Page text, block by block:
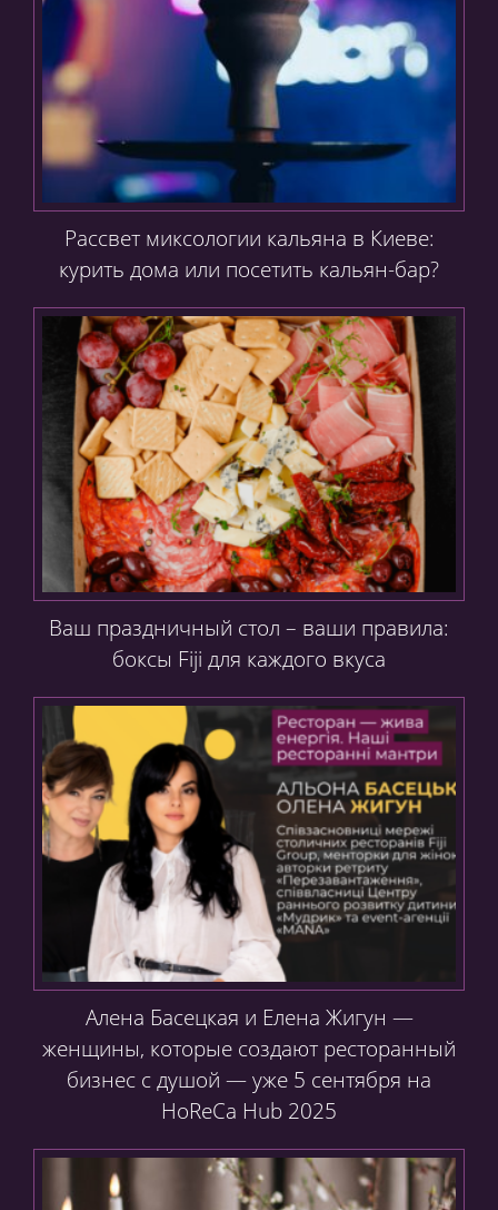
Рассвет миксологии кальяна в Киеве:
курить дома или посетить кальян-бар?
Ваш праздничный стол – ваши правила:
боксы Fiji для каждого вкуса
Алена Басецкая и Елена Жигун —
женщины, которые создают ресторанный
бизнес с душой — уже 5 сентября на
HoReCa Hub 2025